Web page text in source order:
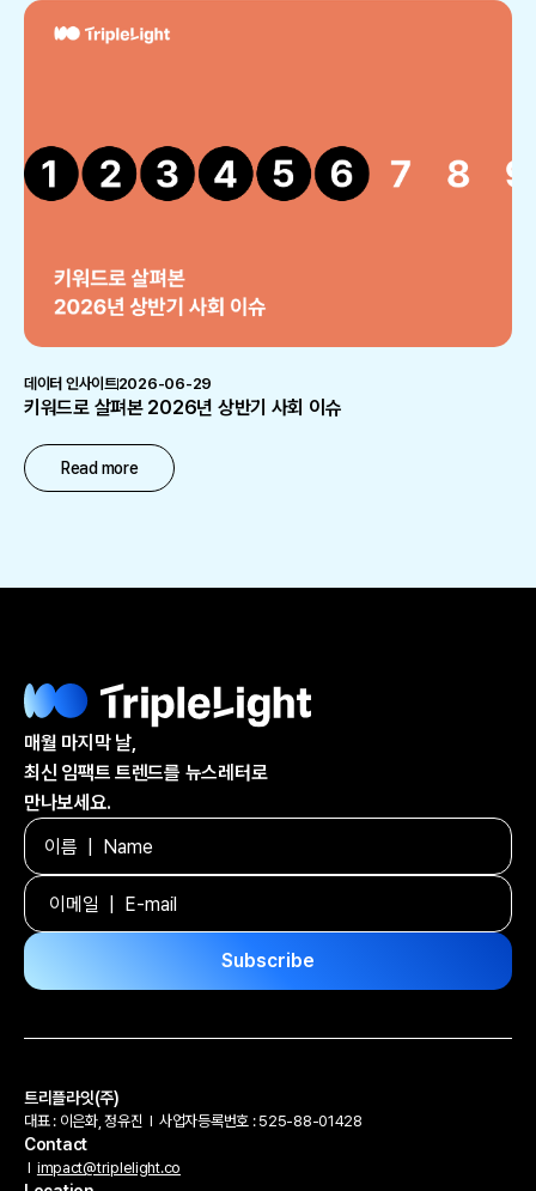
데이터 인사이트2026-06-29
키워드로 살펴본 2026년 상반기 사회 이슈
Read more
매월 마지막 날,
최신 임팩트 트렌드를 뉴스레터로
만나보세요.
트리플라잇(주)
대표 : 이은화, 정유진 l 사업자등록번호 : 525-88-01428
Contact
l impact@triplelight.co